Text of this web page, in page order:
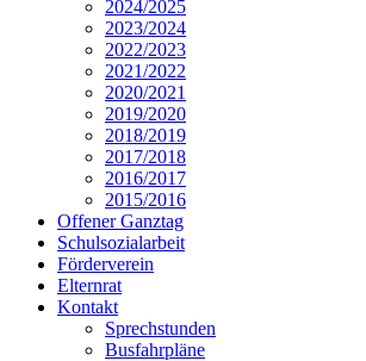
2024/2025
2023/2024
2022/2023
2021/2022
2020/2021
2019/2020
2018/2019
2017/2018
2016/2017
2015/2016
Offener Ganztag
Schulsozialarbeit
Förderverein
Elternrat
Kontakt
Sprechstunden
Busfahrpläne